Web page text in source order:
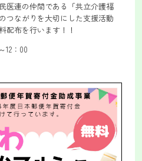
医連の仲間である「共立介護福
つながりを大切にした支援活動
配布を行います！！
12：00